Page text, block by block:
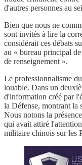
d'autres personnes au
Bien que nous ne
sont invités à lire la
considérait ces débats
au « bureau principal
de renseignement ».
Le professionnalisme
louable. Dans un
d'information créé par
la Défense, montrant la
Nous notons la
qui avait attiré
militaire chinois sur les